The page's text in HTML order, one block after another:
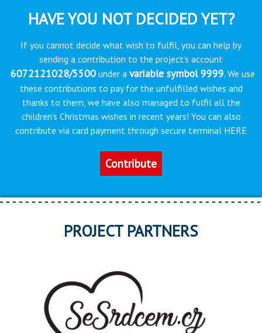
HAVE YOU NOT DECIDED YET?
If you cannot decide what wish to fulfil, you can help by
sending a contribution to the project’s account
6072121028/5500under a variable symbol 9999. We use
these contributions to pay for the unfulfilled wishes and
thanks to them, we have also managed to fulfil all the
children’s Christmas wishes in recent years! You can also
contribute via card payment through secure terminal HERE
Contribute
PROJECT PARTNERS